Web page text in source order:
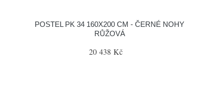
POSTEL PK 34 160X200 CM - ČERNÉ NOHY
RŮŽOVÁ
20 438 Kč